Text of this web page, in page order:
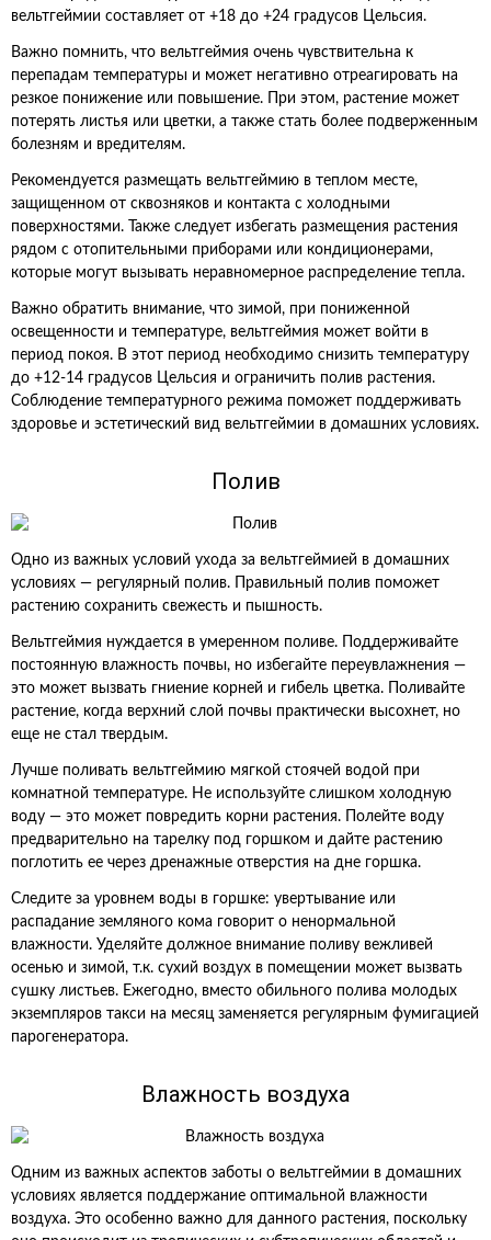
вельтгеймии составляет от +18 до +24 градусов Цельсия.
Важно помнить, что вельтгеймия очень чувствительна к
перепадам температуры и может негативно отреагировать на
резкое понижение или повышение. При этом, растение может
потерять листья или цветки, а также стать более подверженным
болезням и вредителям.
Рекомендуется размещать вельтгеймию в теплом месте,
защищенном от сквозняков и контакта с холодными
поверхностями. Также следует избегать размещения растения
рядом с отопительными приборами или кондиционерами,
которые могут вызывать неравномерное распределение тепла.
Важно обратить внимание, что зимой, при пониженной
освещенности и температуре, вельтгеймия может войти в
период покоя. В этот период необходимо снизить температуру
до +12-14 градусов Цельсия и ограничить полив растения.
Соблюдение температурного режима поможет поддерживать
здоровье и эстетический вид вельтгеймии в домашних условиях.
Полив
Одно из важных условий ухода за вельтгеймией в домашних
условиях — регулярный полив. Правильный полив поможет
растению сохранить свежесть и пышность.
Вельтгеймия нуждается в умеренном поливе. Поддерживайте
постоянную влажность почвы, но избегайте переувлажнения —
это может вызвать гниение корней и гибель цветка. Поливайте
растение, когда верхний слой почвы практически высохнет, но
еще не стал твердым.
Лучше поливать вельтгеймию мягкой стоячей водой при
комнатной температуре. Не используйте слишком холодную
воду — это может повредить корни растения. Полейте воду
предварительно на тарелку под горшком и дайте растению
поглотить ее через дренажные отверстия на дне горшка.
Следите за уровнем воды в горшке: увертывание или
распадание земляного кома говорит о ненормальной
влажности. Уделяйте должное внимание поливу вежливей
осенью и зимой, т.к. сухий воздух в помещении может вызвать
сушку листьев. Ежегодно, вместо обильного полива молодых
экземпляров такси на месяц заменяется регулярным фумигацией
парогенератора.
Влажность воздуха
Одним из важных аспектов заботы о вельтгеймии в домашних
условиях является поддержание оптимальной влажности
воздуха. Это особенно важно для данного растения, поскольку